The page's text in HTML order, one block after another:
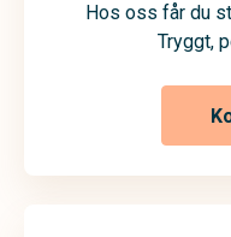
Hos oss får du
Tryggt,